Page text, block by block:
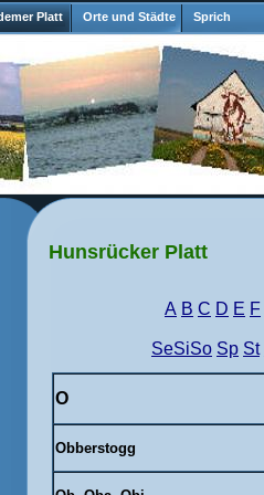
Platt Orte und Städte Sprich
Hunsrücker Platt
A B C D E F
SeSiSo Sp St
O
Obberstogg